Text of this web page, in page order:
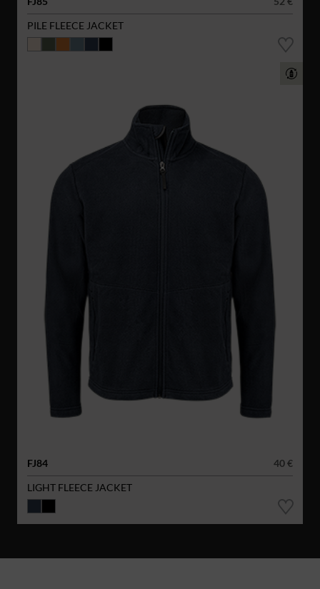
PILE FLEECE JACKET
FJ84
40 €
LIGHT FLEECE JACKET